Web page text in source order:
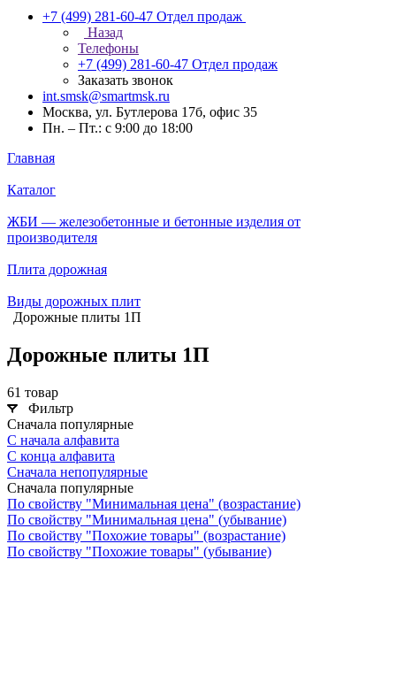
+7 (499) 281-60-47 Отдел продаж
Назад
Телефоны
+7 (499) 281-60-47 Отдел продаж
Заказать звонок
int.smsk@smartmsk.ru
Москва, ул. Бутлерова 17б, офис 35
Пн. – Пт.: с 9:00 до 18:00
Главная
Каталог
ЖБИ — железобетонные и бетонные изделия от
производителя
Плита дорожная
Виды дорожных плит
Дорожные плиты 1П
Дорожные плиты 1П
61 товар
Фильтр
Сначала популярные
С начала алфавита
С конца алфавита
Сначала непопулярные
Сначала популярные
По свойству "Минимальная цена" (возрастание)
По свойству "Минимальная цена" (убывание)
По свойству "Похожие товары" (возрастание)
По свойству "Похожие товары" (убывание)